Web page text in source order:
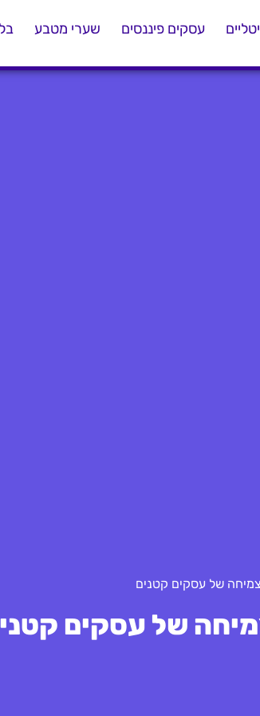
עסקים פיננסים שערי מטבע
של עסקים קטנים
של עסקים